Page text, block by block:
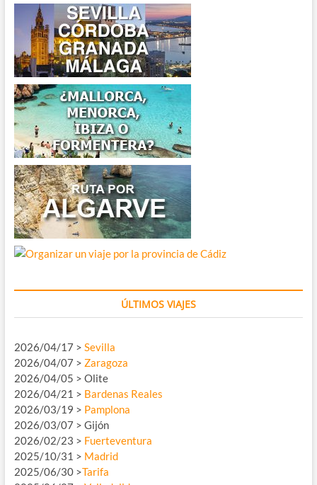
ÚLTIMOS VIAJES
2026/04/17 > Sevilla
2026/04/07 > Zaragoza
2026/04/05 > Olite
2026/04/21 > Bardenas Reales
2026/03/19 > Pamplona
2026/03/07 > Gijón
2026/02/23 > Fuerteventura
2025/10/31 > Madrid
2025/06/30 >Tarifa